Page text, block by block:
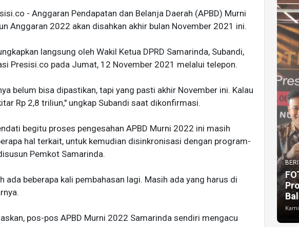
- Anggaran Pendapatan dan Belanja Daerah (APBD) Murni
Anggaran 2022 akan disahkan akhir bulan November 2021 ini.
langsung oleh Wakil Ketua DPRD Samarinda, Subandi,
Presisi.co pada Jumat, 12 November 2021 melalui telepon.
belum bisa dipastikan, tapi yang pasti akhir November ini. Kalau
Rp 2,8 triliun," ungkap Subandi saat dikonfirmasi.
begitu proses pengesahan APBD Murni 2022 ini masih
hal terkait, untuk kemudian disinkronisasi dengan program-
Pemkot Samarinda.
ada beberapa kali pembahasan lagi. Masih ada yang harus di
pos-pos APBD Murni 2022 Samarinda sendiri mengacu